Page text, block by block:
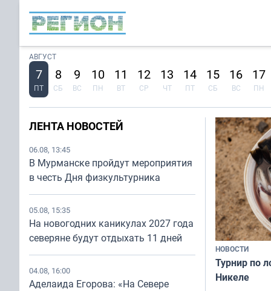
АВГУСТ
7
ПТ
8
СБ
9
ВС
10
ПН
11
ВТ
12
СР
13
ЧТ
14
ПТ
15
СБ
16
ВС
17
ПН
ЛЕНТА НОВОСТЕЙ
06.08, 13:45
В Мурманске пройдут мероприятия
в честь Дня физкультурника
05.08, 15:35
На новогодних каникулах 2027 года
северяне будут отдыхать 11 дней
04.08, 16:00
Аделаида Егорова: «На Севере
НОВОСТИ
Турнир по
Никеле